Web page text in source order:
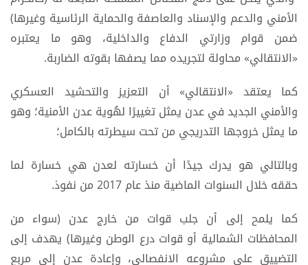
الأمني والدعم والإسناد والعاصفة والحماية الرئاسية وغيرها)
ضمن قوام وزارتي الدفاع والداخلية، وهو ما يعتبره
«الانتقالي» محاولة لتجريده مما يصفها بقوته الضاربة.
كما يعتقد «الانتقالي» أن التعزيز والتحشيد العسكري
والأمني الجديد في عدن يمثل تغييرًا لهُوية عدن الأمنية؛ وهو
ما يمثل خروجها التدريجي من تحت سيطرته بالكامل؛
وبالتالي هو يدرك جيدًا أن خسارته لعدن هي خسارة لما
حققه خلال السنوات الماضية منذ عام 2017 من نفوذ.
كما يلمح إلى أن جلب قوات من خارج عدن (سواء من
المحافظات الشمالية أو قوات درع الوطن وغيرها) يهدف إلى
التضييق على مشروعه الانفصالي، وإعادة عدن إلى مربع